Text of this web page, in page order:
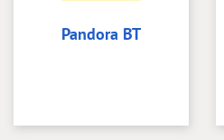
Pandora BT